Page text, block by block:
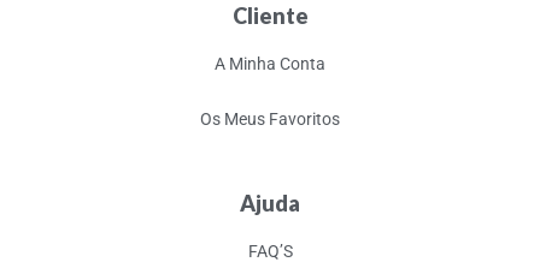
Cliente
A Minha Conta
Os Meus Favoritos
Ajuda
FAQ’S